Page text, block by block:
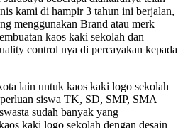
kami di hampir 3 tahun ini berjalan,
menggunakan Brand atau merk
kaos kaki sekolah dan
control nya di percayakan kepada
lain untuk kaos kaki logo sekolah
siswa TK, SD, SMP, SMA
sudah banyak yang
kaki logo sekolah dengan desain